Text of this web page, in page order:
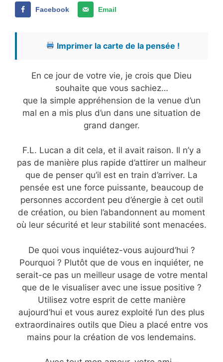
Facebook Email
Imprimer la carte de la pensée !
En ce jour de votre vie, je crois que Dieu
souhaite que vous sachiez…
que la simple appréhension de la venue d’un
mal en a mis plus d’un dans une situation de
grand danger.
F.L. Lucan a dit cela, et il avait raison. Il n’y a
pas de manière plus rapide d’attirer un malheur
que de penser qu’il est en train d’arriver. La
pensée est une force puissante, beaucoup de
personnes accordent peu d’énergie à cet outil
de création, ou bien l’abandonnent au moment
où leur sécurité et leur stabilité sont menacées.
De quoi vous inquiétez-vous aujourd’hui ?
Pourquoi ? Plutôt que de vous en inquiéter, ne
serait-ce pas un meilleur usage de votre mental
que de le visualiser avec une issue positive ?
Utilisez votre esprit de cette manière
aujourd’hui et vous aurez exploité l’un des plus
extraordinaires outils que Dieu a placé entre vos
mains pour la création de vos lendemains.